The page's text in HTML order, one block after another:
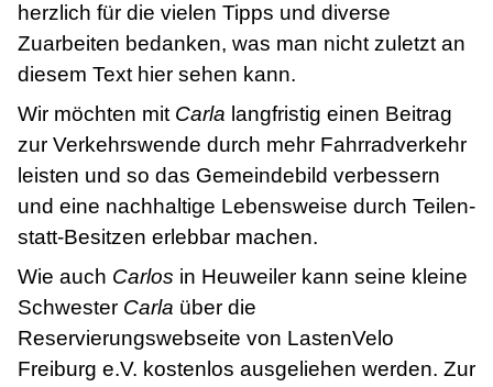
herzlich für die vielen Tipps und diverse
Zuarbeiten bedanken, was man nicht zuletzt an
diesem Text hier sehen kann.
Wir möchten mit Carla langfristig einen Beitrag
zur Verkehrswende durch mehr Fahrradverkehr
leisten und so das Gemeindebild verbessern
und eine nachhaltige Lebensweise durch Teilen-
statt-Besitzen erlebbar machen.
Wie auch Carlos in Heuweiler kann seine kleine
Schwester Carla über die
Reservierungswebseite von LastenVelo
Freiburg e.V. kostenlos ausgeliehen werden. Zur